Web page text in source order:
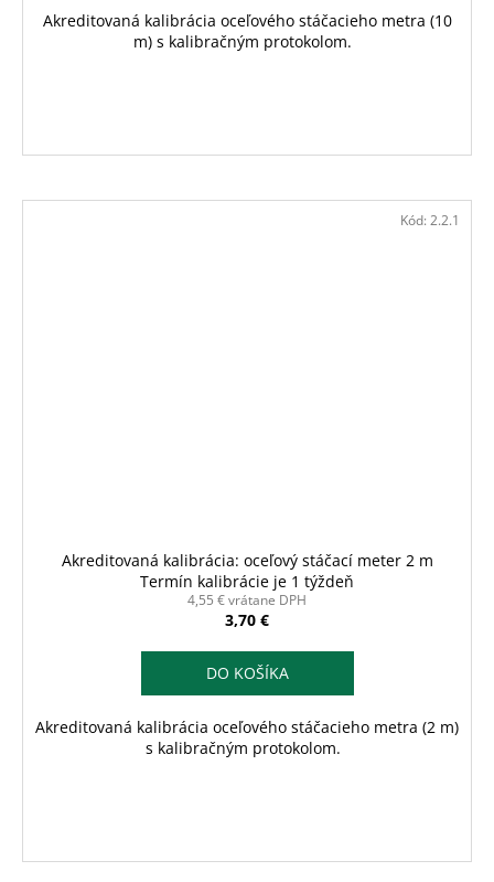
Akreditovaná kalibrácia oceľového stáčacieho metra (10
m) s kalibračným protokolom.
Akreditovaná kalibrácia: oceľový stáčací meter 2 m
Termín kalibrácie je 1 týždeň
4,55 € vrátane DPH
3,70 €
DO KOŠÍKA
Akreditovaná kalibrácia oceľového stáčacieho metra (2 m)
s kalibračným protokolom.
Kód: 2.2.1